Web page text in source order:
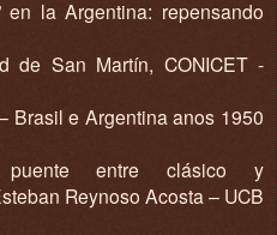
en la Argentina: repensando
de San Martín, CONICET -
Brasil e Argentina anos 1950
puente entre clásico y
Reynoso Acosta – UCB